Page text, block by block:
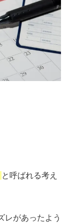
と呼ばれる考え
レがあったよう